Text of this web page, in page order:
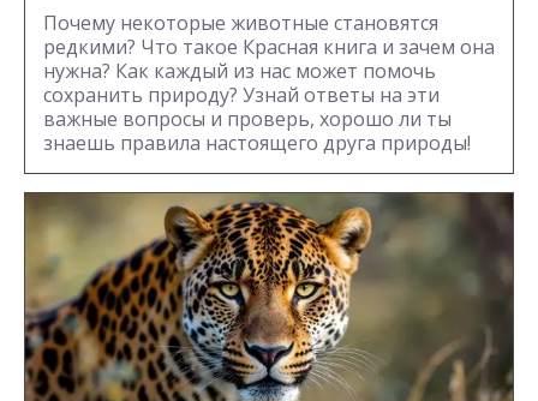
Почему некоторые животные становятся
редкими? Что такое Красная книга и зачем она
нужна? Как каждый из нас может помочь
сохранить природу? Узнай ответы на эти
важные вопросы и проверь, хорошо ли ты
знаешь правила настоящего друга природы!